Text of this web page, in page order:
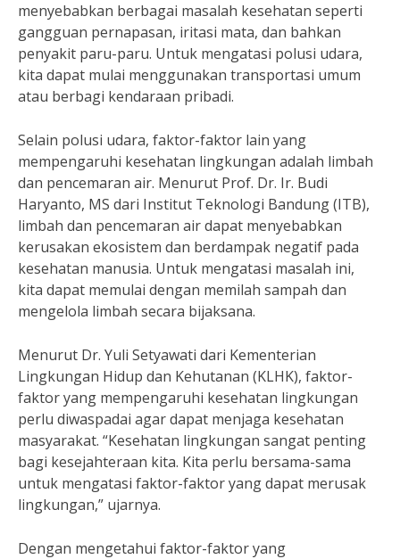
menyebabkan berbagai masalah kesehatan seperti
gangguan pernapasan, iritasi mata, dan bahkan
penyakit paru-paru. Untuk mengatasi polusi udara,
kita dapat mulai menggunakan transportasi umum
atau berbagi kendaraan pribadi.
Selain polusi udara, faktor-faktor lain yang
mempengaruhi kesehatan lingkungan adalah limbah
dan pencemaran air. Menurut Prof. Dr. Ir. Budi
Haryanto, MS dari Institut Teknologi Bandung (ITB),
limbah dan pencemaran air dapat menyebabkan
kerusakan ekosistem dan berdampak negatif pada
kesehatan manusia. Untuk mengatasi masalah ini,
kita dapat memulai dengan memilah sampah dan
mengelola limbah secara bijaksana.
Menurut Dr. Yuli Setyawati dari Kementerian
Lingkungan Hidup dan Kehutanan (KLHK), faktor-
faktor yang mempengaruhi kesehatan lingkungan
perlu diwaspadai agar dapat menjaga kesehatan
masyarakat. “Kesehatan lingkungan sangat penting
bagi kesejahteraan kita. Kita perlu bersama-sama
untuk mengatasi faktor-faktor yang dapat merusak
lingkungan,” ujarnya.
Dengan mengetahui faktor-faktor yang